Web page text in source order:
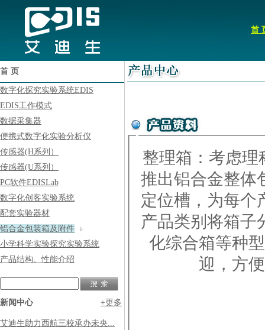
首
首 页
数字化探究实验系统EDIS
EDIS工作模式
数据采集器
便携式数字化实验分析仪
传感器(H系列）
传感器(U系列）
PC软件EDISLab
数字化创客实验系统
配套实验器材
铝合金包装箱及附件
小学科学实验探究实验系统
产品结构、性能介绍
新闻中心 +更多
艾迪生助力西航三校承办未央...
整理箱：考虑理
推出铝合金整体
定位槽，为每个
产品类别将箱子
化综合箱等种
迎，方